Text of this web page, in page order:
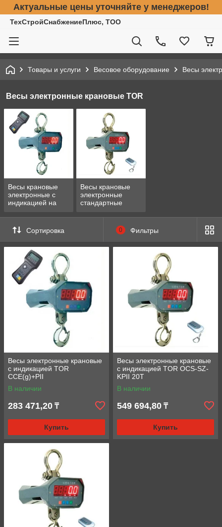
Актуальные цены уточняйте у менеджеров!
ТехСтройСнабжениеПлюс, ТОО
Товары и услуги Весовое оборудование Весы
Весы электронные крановые TOR
Весы крановые
электронные с
индикацией на
Весы крановые
электронные
стандартные
Сортировка 0 Фильтры
Весы электронные крановые
с индикацией TOR
CCE(g)+PII
В наличии
283 471,20 ₸
Купить
Весы электронные крановые
с индикацией TOR OCS-SZ-
KPII 20T
В наличии
549 694,80 ₸
Купить